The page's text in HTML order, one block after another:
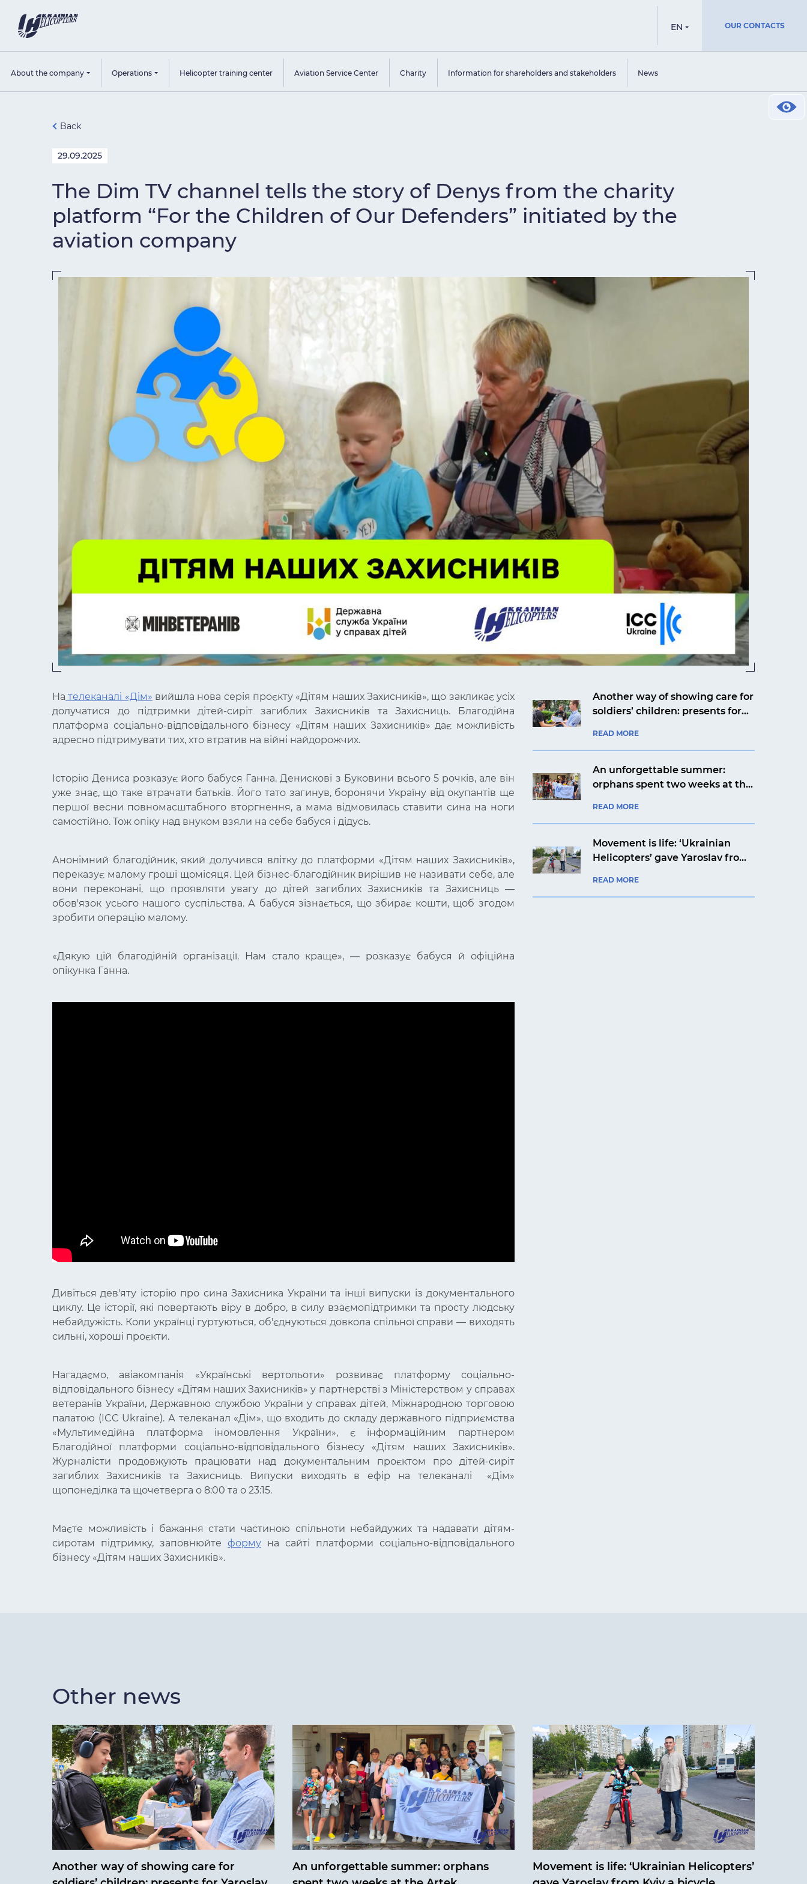
EN OUR CONTACTS
About the company Operations Helicopter training center Aviation Service Center Charity Information for shareholders and stakeholders News
Back
29.09.2025
The Dim TV channel tells the story of Denys from the charity
platform “For the Children of Our Defenders” initiated by the
aviation company
На телеканалі «Дім» вийшла нова серія проєкту «Дітям наших Захисників», що закликає усіх
долучатися до підтримки дітей-сиріт загиблих Захисників та Захисниць. Благодійна
платформа соціально-відповідального бізнесу «Дітям наших Захисників» дає можливість
адресно підтримувати тих, хто втратив на війні найдорожчих.
Історію Дениса розказує його бабуся Ганна. Денискові з Буковини всього 5 рочків, але він
уже знає, що таке втрачати батьків. Його тато загинув, боронячи Україну від окупантів ще
першої весни повномасштабного вторгнення, а мама відмовилась ставити сина на ноги
самостійно. Тож опіку над внуком взяли на себе бабуся і дідусь.
Анонімний благодійник, який долучився влітку до платформи «Дітям наших Захисників»,
переказує малому гроші щомісяця. Цей бізнес-благодійник вирішив не називати себе, але
вони переконані, що проявляти увагу до дітей загиблих Захисників та Захисниць —
обов'язок усього нашого суспільства. А бабуся зізнається, що збирає кошти, щоб згодом
зробити операцію малому.
«Дякую цій благодійній організації. Нам стало краще», — розказує бабуся й офіційна
опікунка Ганна.
Дивіться дев'яту історію про сина Захисника України та інші випуски із документального
циклу. Це історії, які повертають віру в добро, в силу взаємопідтримки та просту людську
небайдужість. Коли українці гуртуються, об'єднуються довкола спільної справи — виходять
сильні, хороші проєкти.
Нагадаємо, авіакомпанія «Українські вертольоти» розвиває платформу соціально-
відповідального бізнесу «Дітям наших Захисників» у партнерстві з Міністерством у справах
ветеранів України, Державною службою України у справах дітей, Міжнародною торговою
палатою (ICC Ukraine). А телеканал «Дім», що входить до складу державного підприємства
«Мультимедійна платформа іномовлення України», є інформаційним партнером
Благодійної платформи соціально-відповідального бізнесу «Дітям наших Захисників».
Журналісти продовжують працювати над документальним проєктом про дітей-сиріт
загиблих Захисників та Захисниць. Випуски виходять в ефір на телеканалі «Дім»
щопонеділка та щочетверга о 8:00 та о 23:15.
Маєте можливість і бажання стати частиною спільноти небайдужих та надавати дітям-
сиротам підтримку, заповнюйте форму на сайті платформи соціально-відповідального
бізнесу «Дітям наших Захисників».
Another way of showing care for
soldiers’ children: presents for
aviation company
READ MORE
An unforgettable summer:
orphans spent two weeks at the
READ MORE
Movement is life: ‘Ukrainian
Helicopters’ gave Yaroslav from
READ MORE
Other news
Another way of showing care for
An unforgettable summer: orphans
Movement is life: ‘Ukrainian Helicopters’